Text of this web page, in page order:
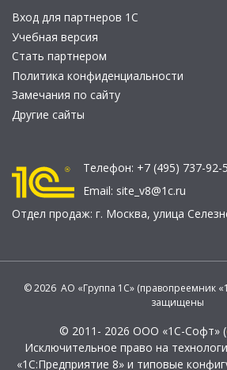
Вход для партнеров 1С
Учебная версия
Стать партнером
Политика конфиденциальности
Замечания по сайту
Другие сайты
Телефон: +7 (495) 737-92-
Email: site_v8@1c.ru
Отдел продаж: г. Москва, улица
© 2026 АО «Группа 1С» (правопреемник
защищены
© 2011- 2026 ООО «1С-Софт» (
Исключительное право на
«1С:Предприятие 8» и типовые